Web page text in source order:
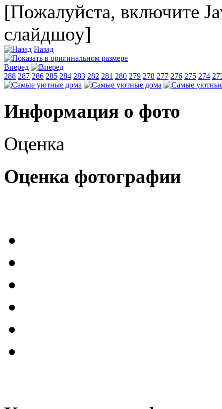
[Пожалуйста, включите
слайдшоу]
Назад
Вперед
288 287 286 285 284 283 282 281 280 279 278 277 276 275 274
Информация о фото
Оценка
Оценка фотографии